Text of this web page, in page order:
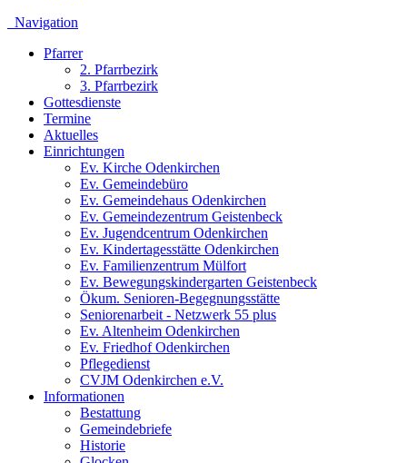
Navigation
Pfarrer
2. Pfarrbezirk
3. Pfarrbezirk
Gottesdienste
Termine
Aktuelles
Einrichtungen
Ev. Kirche Odenkirchen
Ev. Gemeindebüro
Ev. Gemeindehaus Odenkirchen
Ev. Gemeindezentrum Geistenbeck
Ev. Jugendcentrum Odenkirchen
Ev. Kindertagesstätte Odenkirchen
Ev. Familienzentrum Mülfort
Ev. Bewegungskindergarten Geistenbeck
Ökum. Senioren-Begegnungsstätte
Seniorenarbeit - Netzwerk 55 plus
Ev. Altenheim Odenkirchen
Ev. Friedhof Odenkirchen
Pflegedienst
CVJM Odenkirchen e.V.
Informationen
Bestattung
Gemeindebriefe
Historie